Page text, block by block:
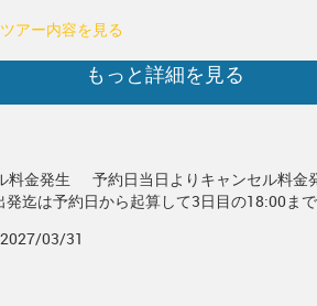
ツアー内容を見る
もっと詳細を見る
料金発生
予約日当日よりキャンセル料金
迄は予約日から起算して3日目の18:00ま
03/31